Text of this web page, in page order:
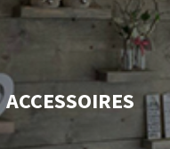
ACCESSOIRES